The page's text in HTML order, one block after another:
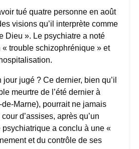
tué quatre personne en août
visions qu’il interprète comme
Dieu ». Le psychiatre a noté
trouble schizophrénique » et
jugé ? Ce dernier, bien qu’il
meurtre de l’été dernier à
Marne), pourrait ne jamais
d’assises, après qu’un
psychiatrique a conclu à une «
et du contrôle de ses